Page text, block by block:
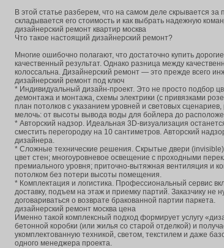
В этой статье разберем, что на самом деле скрывается за
складывается его стоимость и как выбрать надежную
дизайнерский ремонт квартир москва
Что такое настоящий дизайнерский ремонт?
Многие ошибочно полагают, что достаточно купить
качественный результат. Однако разница между
колоссальна. Дизайнерский ремонт — это прежде всего
дизайнерский ремонт под ключ
* Индивидуальный дизайн-проект. Это не просто подбор
демонтажа и монтажа, схемы электрики (с привязками
план потолков с указанием уровней и световых
мелочь: от высоты вывода воды для бойлера до
* Авторский надзор. Идеальная 3D-визуализация
сместить перегородку на 10 сантиметров. Авторский
дизайнера.
* Сложные технические решения. Скрытые двери
цвет стен; многоуровневое освещение с проходными
премиального уровня; приточно-вытяжная вентиляция и
потолком без потери высоты помещения.
* Комплектация и логистика. Профессиональный сервис
доставку, подъем на этаж и приемку партий. Заказчику не
договариваться о возврате бракованной партии паркета.
дизайнерский ремонт москва цена
Именно такой комплексный подход формирует услугу
бетонной коробки (или жилья со старой отделкой) и
укомплектованную техникой, светом, текстилем и даже
одного менеджера проекта.